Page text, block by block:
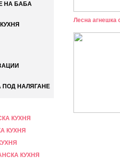
НА БАБА
ПОД НАЛЯГАНЕ
КУХНЯ
КУХНЯ
КУХНЯ
Лесна агнешка